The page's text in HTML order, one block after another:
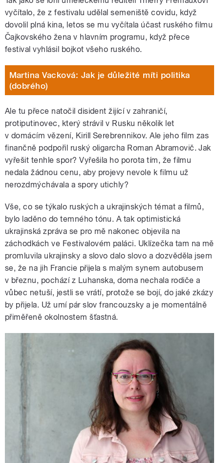
vyčítalo, že z festivalu udělal semeniště covidu, když
dovolil plná kina, letos se mu vyčítala účast ruského filmu
Čajkovského žena v hlavním programu, když přece
festival vyhlásil bojkot všeho ruského.
Martina Vacková: Jak je důležité míti politika
(dobrého)
Ale tu přece natočil disident žijící v zahraničí,
protiputinovec, který strávil v Rusku několik let
v domácím vězení, Kirill Serebrennikov. Ale jeho film zas
finančně podpořil ruský oligarcha Roman Abramovič. Jak
vyřešit tenhle spor? Vyřešila ho porota tím, že filmu
nedala žádnou cenu, aby projevy nevole k filmu už
nerozdmýchávala a spory utichly?
Vše, co se týkalo ruských a ukrajinských témat a filmů,
bylo laděno do temného tónu. A tak optimistická
ukrajinská zpráva se pro mě nakonec objevila na
záchodkách ve Festivalovém paláci. Uklízečka tam na mě
promluvila ukrajinsky a slovo dalo slovo a dozvěděla jsem
se, že na jih Francie přijela s malým synem autobusem
v březnu, pochází z Luhanska, doma nechala rodiče a
vůbec netuší, jestli se vrátí, protože se bojí, do jaké zkázy
by přijela. Už umí pár slov francouzsky a je momentálně
přiměřeně okolnostem šťastná.